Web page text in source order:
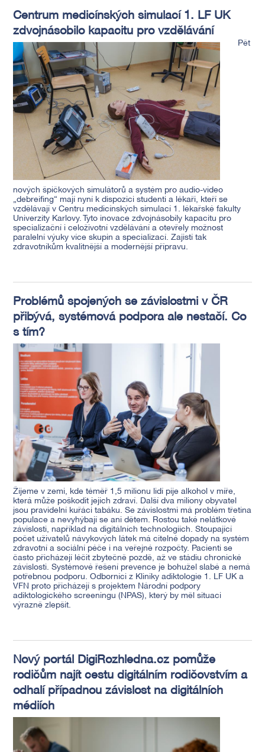
Centrum medicínských simulací 1. LF UK
zdvojnásobilo kapacitu pro vzdělávání
Pět
nových špičkových simulátorů a systém pro audio-video
„debreifing“ mají nyní k dispozici studenti a lékaři, kteří se
vzdělávají v Centru medicínských simulací 1. lékařské fakulty
Univerzity Karlovy. Tyto inovace zdvojnásobily kapacitu pro
specializační i celoživotní vzdělávání a otevřely možnost
paralelní výuky více skupin a specializací. Zajistí tak
zdravotníkům kvalitnější a modernější přípravu.
Problémů spojených se závislostmi v ČR
přibývá, systémová podpora ale nestačí. Co
s tím?
Žijeme v zemi, kde téměř 1,5 milionu lidí pije alkohol v míře,
která může poškodit jejich zdraví. Další dva miliony obyvatel
jsou pravidelní kuřáci tabáku. Se závislostmi má problém třetina
populace a nevyhýbají se ani dětem. Rostou také nelátkové
závislosti, například na digitálních technologiích. Stoupající
počet uživatelů návykových látek má citelné dopady na systém
zdravotní a sociální péče i na veřejné rozpočty. Pacienti se
často přicházejí léčit zbytečně pozdě, až ve stádiu chronické
závislosti. Systémové řešení prevence je bohužel slabé a nemá
potřebnou podporu. Odborníci z Kliniky adiktologie 1. LF UK a
VFN proto přicházejí s projektem Národní podpory
adiktologického screeningu (NPAS), který by měl situaci
výrazně zlepšit.
Nový portál DigiRozhledna.cz pomůže
rodičům najít cestu digitálním rodičovstvím a
odhalí případnou závislost na digitálních
médiích